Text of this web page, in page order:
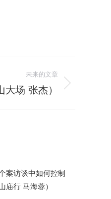
未来的文章
大场 张杰）
案访谈中如何控制
庙行 马海蓉）